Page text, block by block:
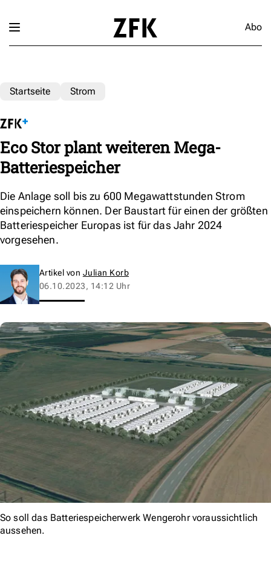
Abo
Startseite Strom
Eco Stor plant weiteren Mega-
Batteriespeicher
Die Anlage soll bis zu 600 Megawattstunden Strom
einspeichern können. Der Baustart für einen der größten
Batteriespeicher Europas ist für das Jahr 2024
vorgesehen.
Artikel von Julian Korb
06.10.2023, 14:12 Uhr
So soll das Batteriespeicherwerk Wengerohr voraussichtlich
aussehen.